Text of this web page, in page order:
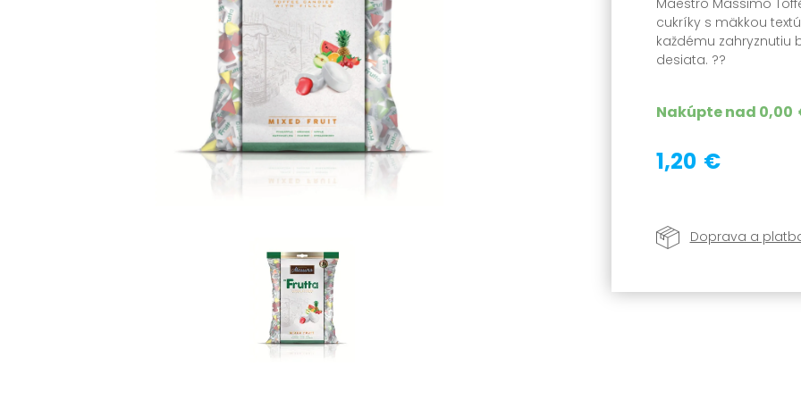
cukríky s mäkkou
každému zahryznutiu
desiata. ??
Nakúpte nad 0,00
1,20 €
Doprava a